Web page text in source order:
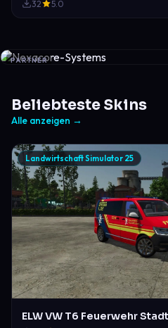
32 5.0
PARTNER
Beliebteste Skins
Alle anzeigen →
Landwirtschaft Simulator 25
ELW VW T6 Feuerwehr